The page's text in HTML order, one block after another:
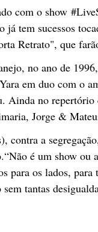
com o show
tem sucessos
Retrato", que
no ano de
em duo com o
Ainda no
Jorge &
a
é um show ou
para os lados,
tantas